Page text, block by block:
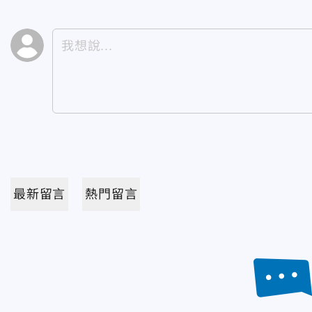
最新留言 熱門留言